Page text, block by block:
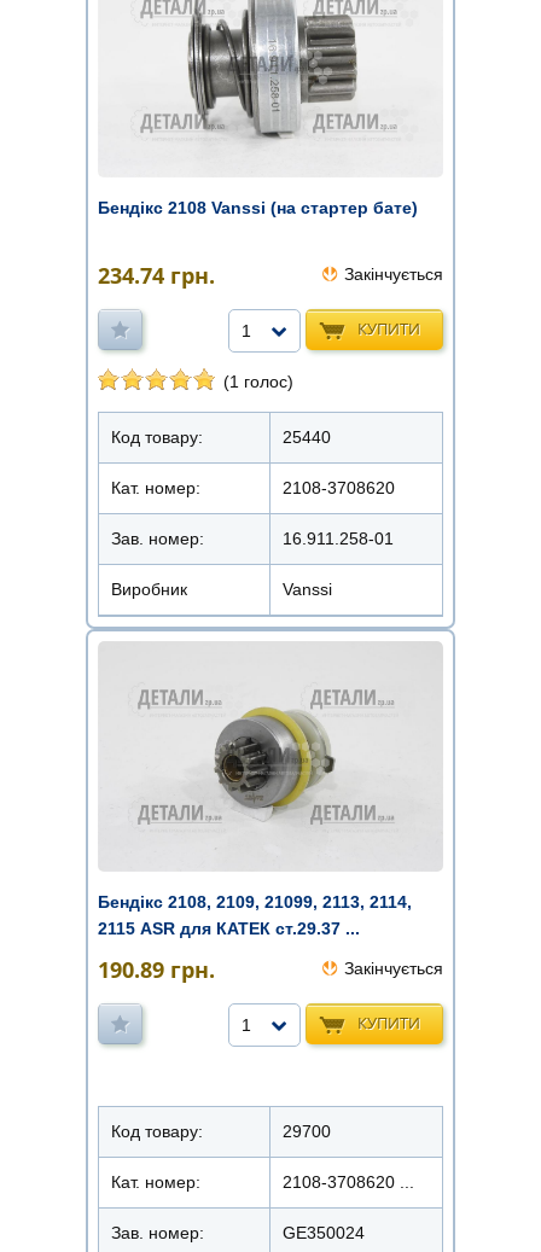
Бендікс 2108 Vanssi (на стартер бате)
234.74 грн. Закінчується
КУПИТИ
1
(1 голос)
Код товару: 25440
Кат. номер: 2108-3708620
Зав. номер: 16.911.258-01
Виробник Vanssi
Бендікс 2108, 2109, 21099, 2113, 2114,
2115 ASR для КАТЕК ст.29.37 ...
190.89 грн. Закінчується
КУПИТИ
1
Код товару: 29700
Кат. номер: 2108-3708620 ...
Зав. номер: GE350024